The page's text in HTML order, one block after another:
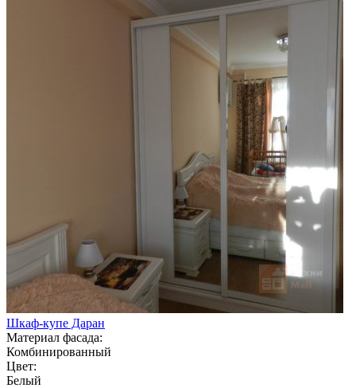
Шкаф-купе Даран
Материал фасада:
Комбинированный
Цвет:
Белый